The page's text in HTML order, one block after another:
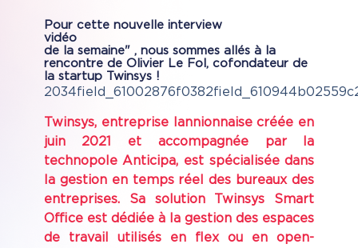
Pour cette nouvelle interview
vidéo
de la semaine" , nous sommes allés à la
rencontre de Olivier Le Fol, cofondateur de
la startup Twinsys !
Twinsys, entreprise lannionnaise créée en
juin 2021 et accompagnée par la
technopole Anticipa, est spécialisée dans
la gestion en temps réel des bureaux des
entreprises. Sa solution Twinsys Smart
Office est dédiée à la gestion des espaces
de travail utilisés en flex ou en open-